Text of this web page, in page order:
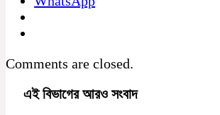
Comments are closed.
এই বিভাগের আরও সংবাদ